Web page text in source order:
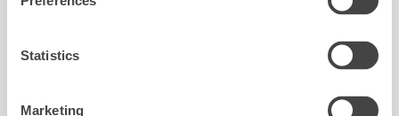
Statistics
Marketing
REEAST ROOM西新宿店